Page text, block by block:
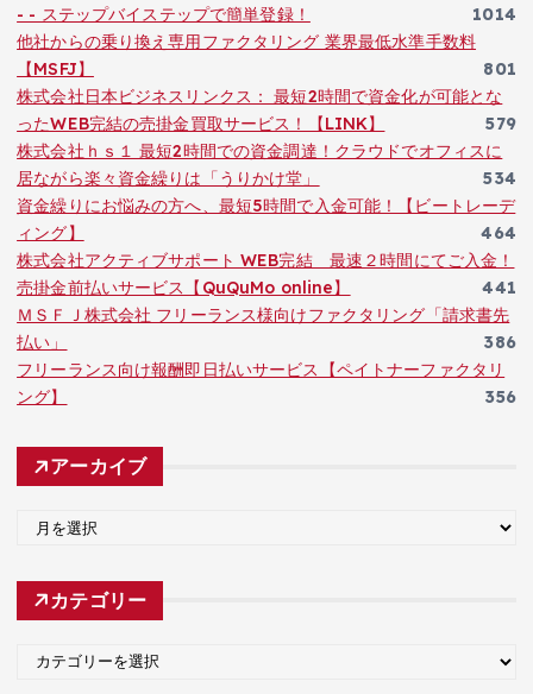
- - ステップバイステップで簡単登録！
1014
他社からの乗り換え専用ファクタリング 業界最低水準手数料
【MSFJ】
801
株式会社日本ビジネスリンクス： 最短2時間で資金化が可能とな
ったWEB完結の売掛金買取サービス！【LINK】
579
株式会社ｈｓ１ 最短2時間での資金調達！クラウドでオフィスに
居ながら楽々資金繰りは「うりかけ堂」
534
資金繰りにお悩みの方へ、最短5時間で入金可能！【ビートレーデ
ィング】
464
株式会社アクティブサポート WEB完結 最速２時間にてご入金！
売掛金前払いサービス【QuQuMo online】
441
ＭＳＦＪ株式会社 フリーランス様向けファクタリング「請求書先
払い」
386
フリーランス向け報酬即日払いサービス【ペイトナーファクタリ
ング】
356
アーカイブ
カ
カテゴリー